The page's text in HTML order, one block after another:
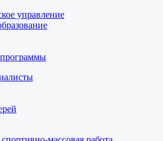
управление